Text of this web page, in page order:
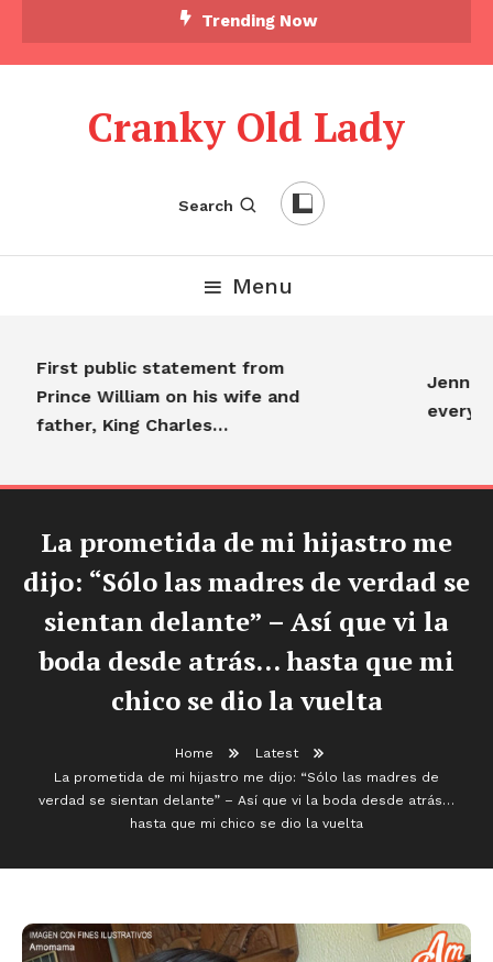
Trending Now
Cranky Old Lady
Search
Menu
First public statement from
Prince William on his wife and
father, King Charles…
La prometida de mi hijastro me
dijo: “Sólo las madres de verdad se
sientan delante” – Así que vi la
boda desde atrás… hasta que mi
chico se dio la vuelta
Home
Latest
La prometida de mi hijastro me dijo: “Sólo las madres de
verdad se sientan delante” – Así que vi la boda desde atrás…
hasta que mi chico se dio la vuelta